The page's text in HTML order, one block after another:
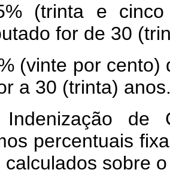
(trinta e
for de 30
(vinte por cento)
a 30 (trinta)
de
percentuais
calculados sobre